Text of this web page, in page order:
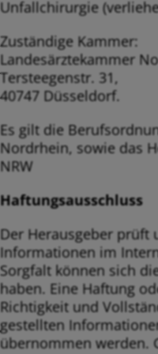
Unfallchirurgie
Zuständige Kammer:
Landesärztekammer
Tersteegenstr. 31,
40747 Düsseldorf.
Es gilt die
Nordrhein, sowie das
NRW
Haftungsausschluss
Der Herausgeber prüft
Informationen im
Sorgfalt können sich
haben. Eine Haftung
Richtigkeit und
gestellten
übernommen werden.